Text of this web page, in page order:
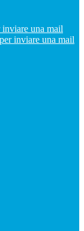
una mail
inviare una mail